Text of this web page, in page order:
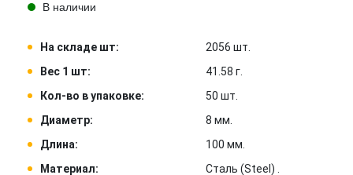
В наличии
На складе шт:
2056 шт.
Вес 1 шт:
41.58 г.
Кол-во в упаковке:
50 шт.
Диаметр:
8 мм.
Длина:
100 мм.
Материал:
Сталь (Steel) .